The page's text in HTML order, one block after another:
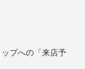
プへの「来店予